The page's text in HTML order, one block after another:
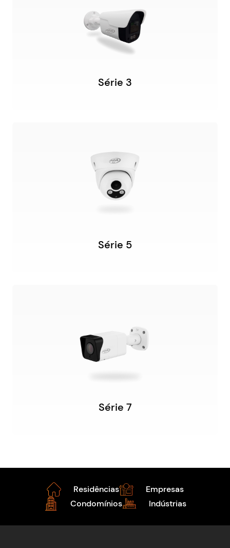
Série 3
Série 5
Série 7
Residências
Empresas
Condomínios
Indústrias